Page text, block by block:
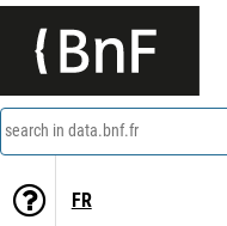
search in data.bnf.fr
FR